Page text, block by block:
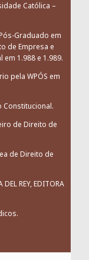
Católica –
Graduado em
de Empresa e
1.988 e 1.989.
pela WPÓS em
de Direito de
de Direito de
REY, EDITORA